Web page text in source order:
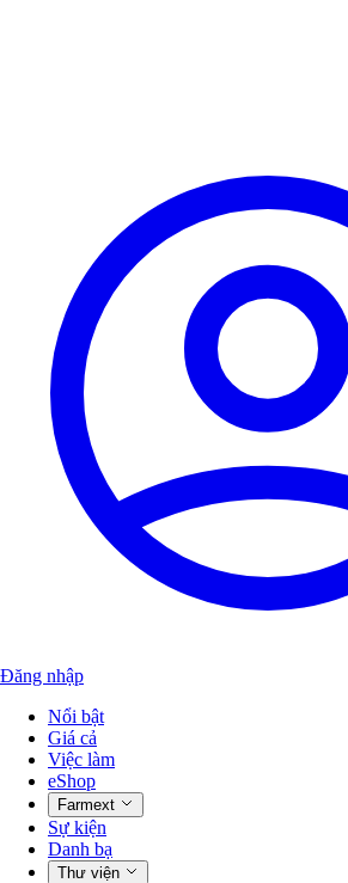
Đăng nhập
Nổi bật
Giá cả
Việc làm
eShop
Farmext
Sự kiện
Danh bạ
Thư viện